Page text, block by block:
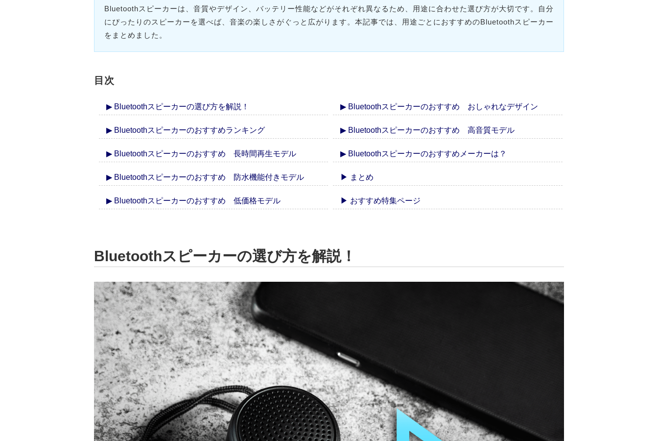
Bluetoothスピーカーは、音質やデザイン、バッテリー性能などがそれぞれ異なるため、用途に合わせた選び方が大切です。自分
にぴったりのスピーカーを選べば、音楽の楽しさがぐっと広がります。本記事では、用途ごとにおすすめのBluetoothスピーカー
をまとめました。
目次
▶ Bluetoothスピーカーの選び方を解説！ ▶ Bluetoothスピーカーのおすすめ おしゃれなデザイン
▶ Bluetoothスピーカーのおすすめランキング ▶ Bluetoothスピーカーのおすすめ 高音質モデル
▶ Bluetoothスピーカーのおすすめ 長時間再生モデル ▶ Bluetoothスピーカーのおすすめメーカーは？
▶ Bluetoothスピーカーのおすすめ 防水機能付きモデル ▶ まとめ
▶ Bluetoothスピーカーのおすすめ 低価格モデル ▶ おすすめ特集ページ
Bluetoothスピーカーの選び方を解説！